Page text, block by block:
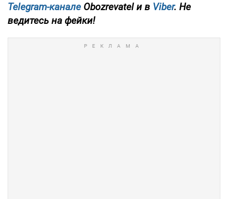
Telegram-канале Obozrevatel и в Viber. Не
ведитесь на фейки!